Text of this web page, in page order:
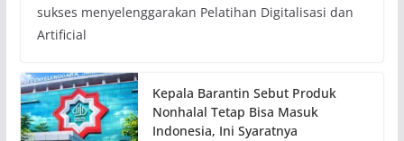
sukses menyelenggarakan Pelatihan Digitalisasi dan
Artificial
Kepala Barantin Sebut Produk
Nonhalal Tetap Bisa Masuk
Indonesia, Ini Syaratnya